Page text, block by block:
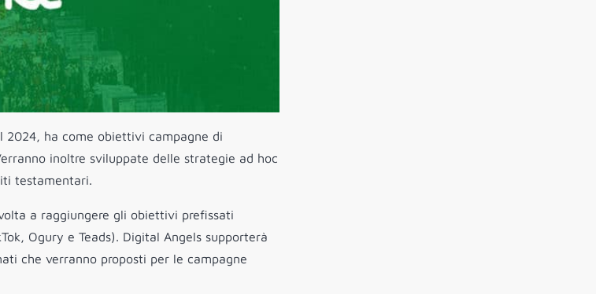
2024, ha come obiettivi campagne di
inoltre sviluppate delle strategie ad hoc
testamentari.
a raggiungere gli obiettivi prefissati
Ogury e Teads). Digital Angels supporterà
che verranno proposti per le campagne